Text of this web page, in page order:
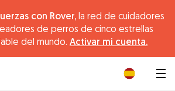
con Rover, la red de cuidadores
de perros de cinco estrellas
del mundo. Activar mi cuenta.